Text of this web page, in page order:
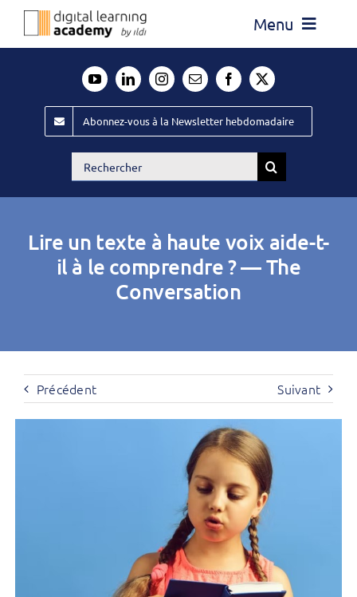
Passer
Menu
Évènements ILDI
Offres d’emploi
Publiez
Abonnez-vous à la Newsletter hebdomadaire
Rechercher:
Lire un texte à haute voix aide-t-
il à le comprendre ? — The
Conversation
Précédent Suivant